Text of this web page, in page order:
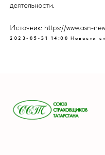
деятельности.
Источник: https://www.asn-
2023-05-31 14:00 Новости